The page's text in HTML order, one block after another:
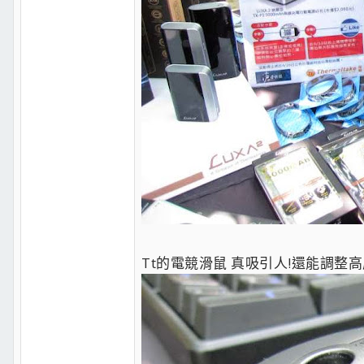
Tt的電競滑鼠 真吸引人!還能調整